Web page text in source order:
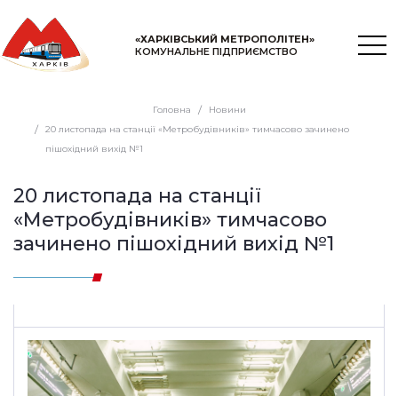
«ХАРКІВСЬКИЙ МЕТРОПОЛІТЕН»
КОМУНАЛЬНЕ ПІДПРИЄМСТВО
Головна
Новини
20 листопада на станції «Метробудівників» тимчасово зачинено
пішохідний вихід №1
20 листопада на станції
«Метробудівників» тимчасово
зачинено пішохідний вихід №1